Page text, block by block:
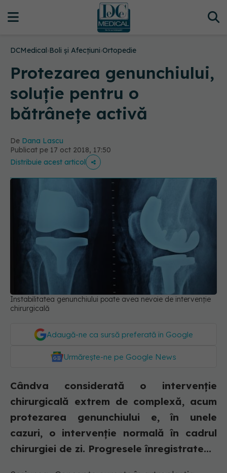
DCMedical›Boli și Afecțiuni›Ortopedie
Protezarea genunchiului,
soluție pentru o
bătrânețe activă
De Dana Lascu
Publicat pe 17 oct 2018, 17:50
Distribuie acest articol
Instabilitatea genunchiului poate avea nevoie de intervenție
chirurgicală
Adaugă-ne ca sursă preferată în Google
Urmărește-ne pe Google News
Cândva considerată o intervenție
chirurgicală extrem de complexă, acum
protezarea genunchiului e, în unele
cazuri, o intervenție normală în cadrul
chirurgiei de zi. Progresele înregistrate...